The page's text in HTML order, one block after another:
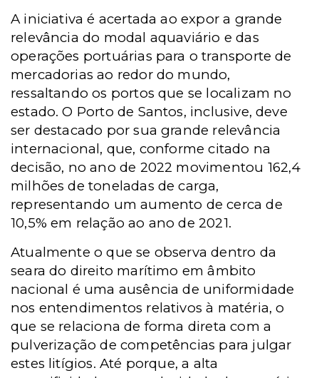
A iniciativa é acertada ao expor a grande
relevância do modal aquaviário e das
operações portuárias para o transporte de
mercadorias ao redor do mundo,
ressaltando os portos que se localizam no
estado. O Porto de Santos, inclusive, deve
ser destacado por sua grande relevância
internacional, que, conforme citado na
decisão, no ano de 2022 movimentou 162,4
milhões de toneladas de carga,
representando um aumento de cerca de
10,5% em relação ao ano de 2021.
Atualmente o que se observa dentro da
seara do direito marítimo em âmbito
nacional é uma ausência de uniformidade
nos entendimentos relativos à matéria, o
que se relaciona de forma direta com a
pulverização de competências para julgar
estes litígios. Até porque, a alta